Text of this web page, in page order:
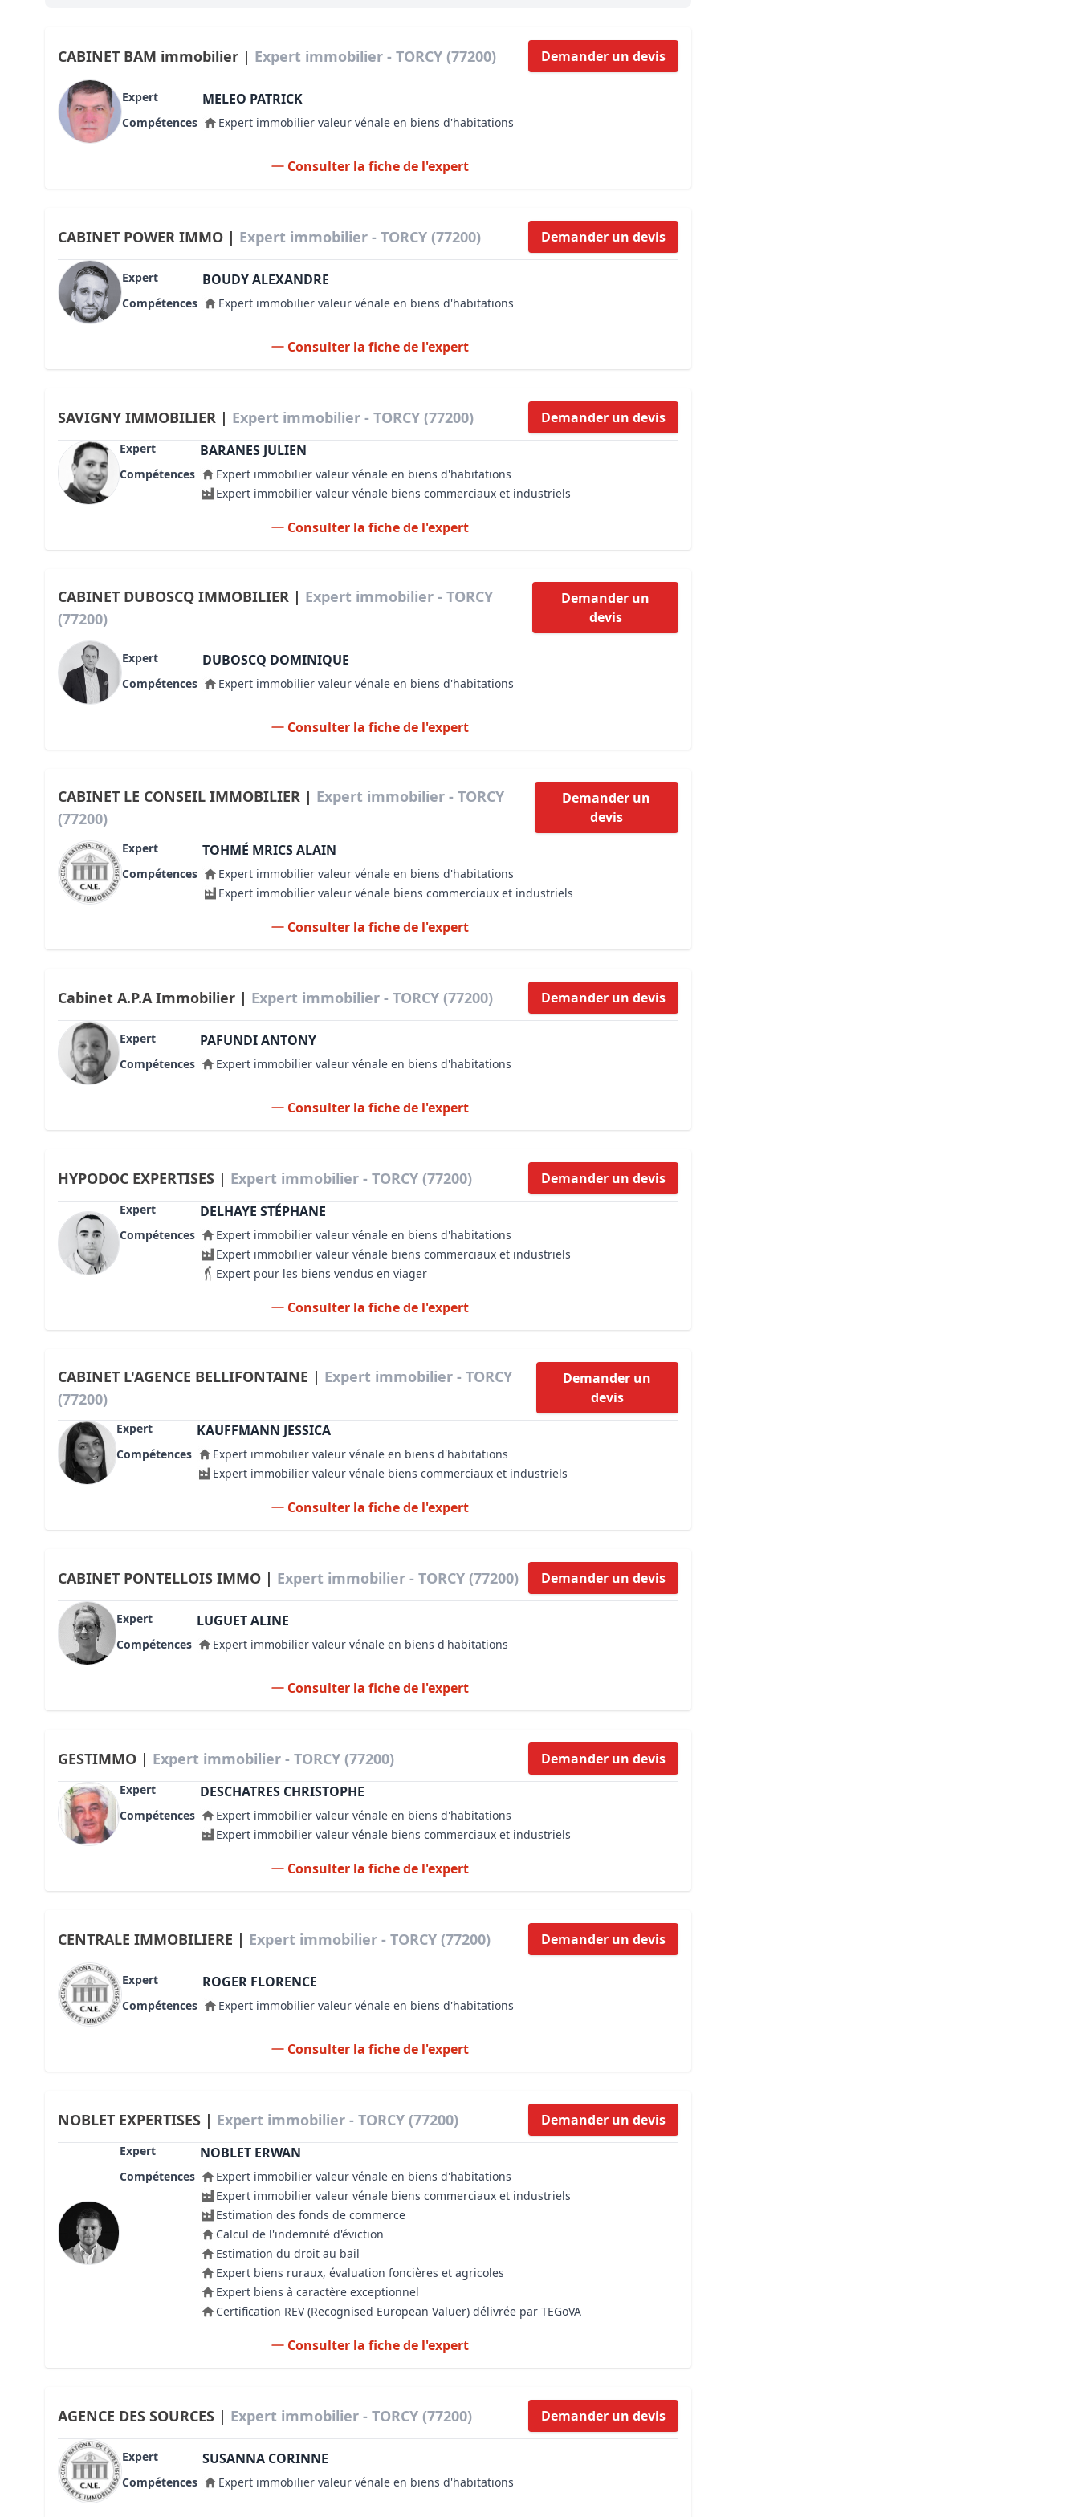
Règles d’urbanisme
Pathologies des bâtiments
Lecture et compréhension d’un Plan Local d’Urbanisme (PLU)
Développer et organiser l'activité de Syndic
Biens d’exception, belles demeures, châteaux et traits de côte
Expertise pré-achat
CABINET BAM immobilier | Expert immobilier - TORCY (77200) Demander un devis
Expert MELEO PATRICK
Compétences Expert immobilier valeur vénale en biens d'habitations
Consulter la fiche de l'expert
CABINET POWER IMMO | Expert immobilier - TORCY (77200) Demander un devis
Expert BOUDY ALEXANDRE
Compétences Expert immobilier valeur vénale en biens d'habitations
Consulter la fiche de l'expert
SAVIGNY IMMOBILIER | Expert immobilier - TORCY (77200) Demander un devis
Expert BARANES JULIEN
Compétences
Expert immobilier valeur vénale en biens d'habitations
Expert immobilier valeur vénale biens commerciaux et industriels
Consulter la fiche de l'expert
CABINET DUBOSCQ IMMOBILIER | Expert immobilier - TORCY
(77200)
Demander un
devis
Expert DUBOSCQ DOMINIQUE
Compétences Expert immobilier valeur vénale en biens d'habitations
Consulter la fiche de l'expert
CABINET LE CONSEIL IMMOBILIER | Expert immobilier - TORCY
(77200)
Demander un
devis
Expert TOHMÉ MRICS ALAIN
Compétences
Expert immobilier valeur vénale en biens d'habitations
Expert immobilier valeur vénale biens commerciaux et industriels
Consulter la fiche de l'expert
Cabinet A.P.A Immobilier | Expert immobilier - TORCY (77200) Demander un devis
Expert PAFUNDI ANTONY
Compétences Expert immobilier valeur vénale en biens d'habitations
Consulter la fiche de l'expert
HYPODOC EXPERTISES | Expert immobilier - TORCY (77200) Demander un devis
Expert DELHAYE STÉPHANE
Compétences
Expert immobilier valeur vénale en biens d'habitations
Expert immobilier valeur vénale biens commerciaux et industriels
Expert pour les biens vendus en viager
Consulter la fiche de l'expert
CABINET L'AGENCE BELLIFONTAINE | Expert immobilier - TORCY
(77200)
Demander un
devis
Expert KAUFFMANN JESSICA
Compétences
Expert immobilier valeur vénale en biens d'habitations
Expert immobilier valeur vénale biens commerciaux et industriels
Consulter la fiche de l'expert
CABINET PONTELLOIS IMMO | Expert immobilier - TORCY (77200) Demander un devis
Expert LUGUET ALINE
Compétences Expert immobilier valeur vénale en biens d'habitations
Consulter la fiche de l'expert
GESTIMMO | Expert immobilier - TORCY (77200) Demander un devis
Expert DESCHATRES CHRISTOPHE
Compétences
Expert immobilier valeur vénale en biens d'habitations
Expert immobilier valeur vénale biens commerciaux et industriels
Consulter la fiche de l'expert
CENTRALE IMMOBILIERE | Expert immobilier - TORCY (77200) Demander un devis
Expert ROGER FLORENCE
Compétences Expert immobilier valeur vénale en biens d'habitations
Consulter la fiche de l'expert
NOBLET EXPERTISES | Expert immobilier - TORCY (77200) Demander un devis
Expert NOBLET ERWAN
Compétences
Expert immobilier valeur vénale en biens d'habitations
Expert immobilier valeur vénale biens commerciaux et industriels
Estimation des fonds de commerce
Calcul de l'indemnité d'éviction
Estimation du droit au bail
Expert biens ruraux, évaluation foncières et agricoles
Expert biens à caractère exceptionnel
Certification REV (Recognised European Valuer) délivrée par TEGoVA
Consulter la fiche de l'expert
AGENCE DES SOURCES | Expert immobilier - TORCY (77200) Demander un devis
Expert SUSANNA CORINNE
Compétences Expert immobilier valeur vénale en biens d'habitations